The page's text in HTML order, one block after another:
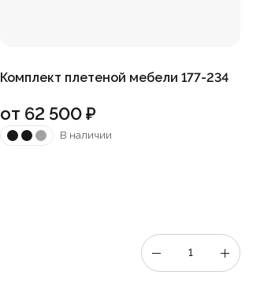
Комплект плетеной мебели 177-234
от 62 500₽
В наличии